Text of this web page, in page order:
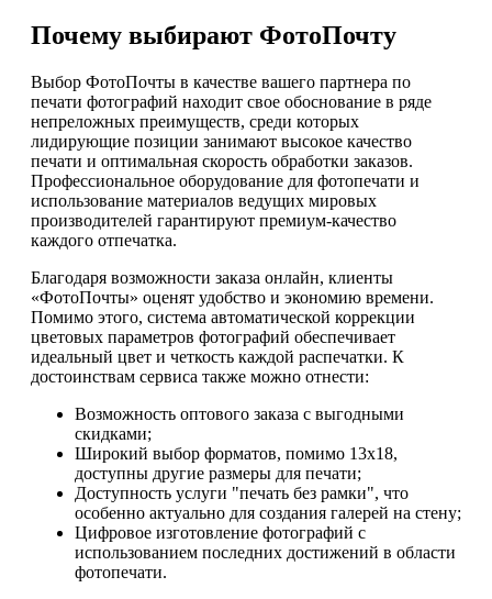
Почему выбирают ФотоПочту
Выбор ФотоПочты в качестве вашего партнера по
печати фотографий находит свое обоснование в ряде
непреложных преимуществ, среди которых
лидирующие позиции занимают высокое качество
печати и оптимальная скорость обработки заказов.
Профессиональное оборудование для фотопечати и
использование материалов ведущих мировых
производителей гарантируют премиум-качество
каждого отпечатка.
Благодаря возможности заказа онлайн, клиенты
«ФотоПочты» оценят удобство и экономию времени.
Помимо этого, система автоматической коррекции
цветовых параметров фотографий обеспечивает
идеальный цвет и четкость каждой распечатки. К
достоинствам сервиса также можно отнести:
Возможность оптового заказа с выгодными
скидками;
Широкий выбор форматов, помимо 13х18,
доступны другие размеры для печати;
Доступность услуги "печать без рамки", что
особенно актуально для создания галерей на стену;
Цифровое изготовление фотографий с
использованием последних достижений в области
фотопечати.